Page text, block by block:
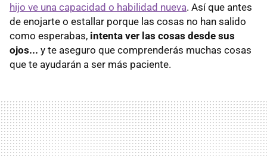
hijo ve una capacidad o habilidad nueva. Así que antes
de enojarte o estallar porque las cosas no han salido
como esperabas, intenta ver las cosas desde sus
ojos... y te aseguro que comprenderás muchas cosas
que te ayudarán a ser más paciente.